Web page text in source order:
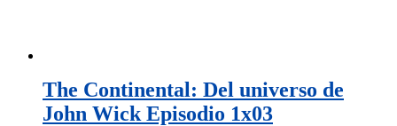
The Continental: Del universo de
John Wick Episodio 1x03